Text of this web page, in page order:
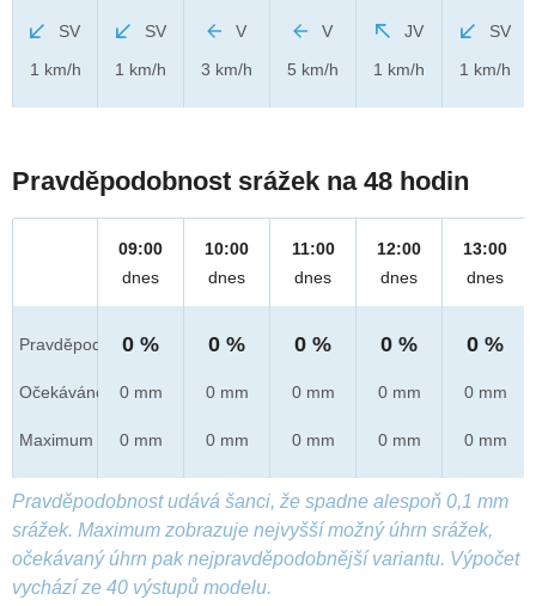
SV
1 km/h
SV
1 km/h
V
3 km/h
V
5 km/h
JV
1 km/h
SV
1 km/h
Pravděpodobnost srážek na 48 hodin
Pravděpod.
Očekáváno
Maximum
09:00
dnes
0 %
0 mm
0 mm
10:00
dnes
0 %
0 mm
0 mm
11:00
dnes
0 %
0 mm
0 mm
12:00
dnes
0 %
0 mm
0 mm
13:00
dnes
0 %
0 mm
0 mm
Pravděpodobnost udává šanci, že spadne alespoň 0,1 mm
srážek. Maximum zobrazuje nejvyšší možný úhrn srážek,
očekávaný úhrn pak nejpravděpodobnější variantu. Výpočet
vychází ze 40 výstupů modelu.